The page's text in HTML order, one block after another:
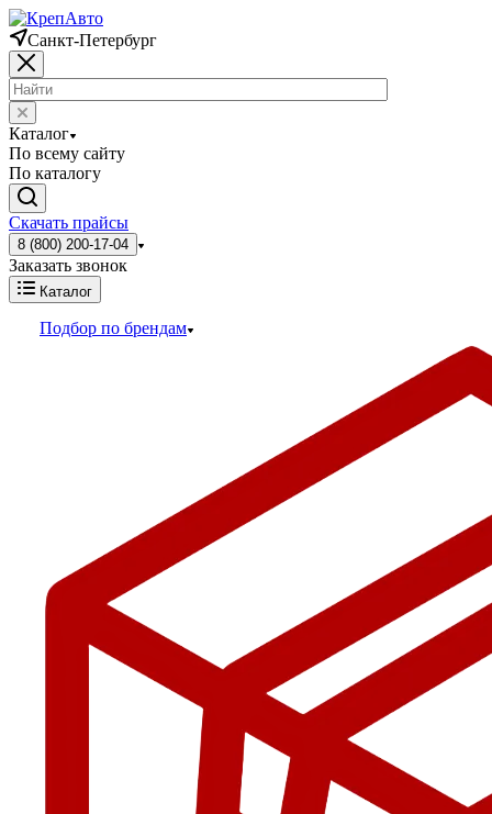
Санкт-Петербург
Каталог
По всему сайту
По каталогу
Скачать прайсы
8 (800) 200-17-04
Заказать звонок
Каталог
Подбор по брендам